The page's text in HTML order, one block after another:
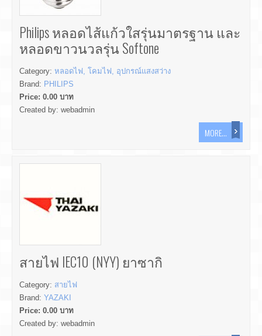
Philips หลอดไส้แก้วใสรุ่นมาตรฐาน และ
หลอดขาวนวลรุ่น Softone
Category: หลอดไฟ, โคมไฟ, อุปกรณ์แสงสว่าง
Brand: PHILIPS
Price: 0.00 บาท
Created by: webadmin
MORE...
สายไฟ IEC10 (NYY) ยาซากิ
Category: สายไฟ
Brand: YAZAKI
Price: 0.00 บาท
Created by: webadmin